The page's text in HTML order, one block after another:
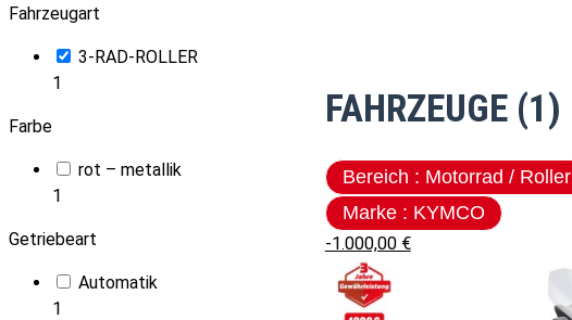
Fahrzeugart
3-RAD-ROLLER
1
Farbe
rot – metallik
1
Getriebeart
Automatik
1
FAHRZEUGE (1)
Bereich : Motorrad / Roller
Marke : KYMCO
-1.000,00 €